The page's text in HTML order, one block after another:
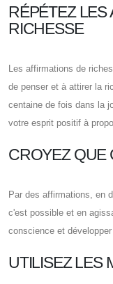
RÉPÉTEZ LES
RICHESSE
Les affirmations de
de penser et à attirer la
centaine de fois dans la
votre esprit positif à
CROYEZ QUE
Par des affirmations, en
c'est possible et en
conscience et
UTILISEZ LES